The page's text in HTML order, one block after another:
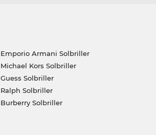
Emporio Armani Solbriller
Michael Kors Solbriller
Guess Solbriller
Ralph Solbriller
Burberry Solbriller